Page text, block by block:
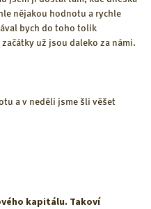
nějakou hodnotu a rychle
bych do toho tolik
už jsou daleko za námi.
a v neděli jsme šli věšet
kapitálu. Takoví